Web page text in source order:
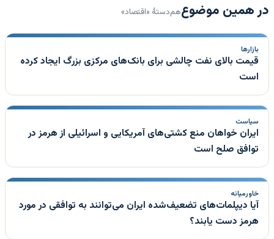
در همین موضوعهم‌دستهٔ «اقتصاد»
بازارها
قیمت بالای نفت چالشی برای بانک‌های مرکزی بزرگ ایجاد کرده
است
سیاست
ایران خواهان منع کشتی‌های آمریکایی و اسرائیلی از هرمز در
توافق صلح است
خاورمیانه
آیا دیپلمات‌های تضعیف‌شده ایران می‌توانند به توافقی در مورد
هرمز دست یابند؟